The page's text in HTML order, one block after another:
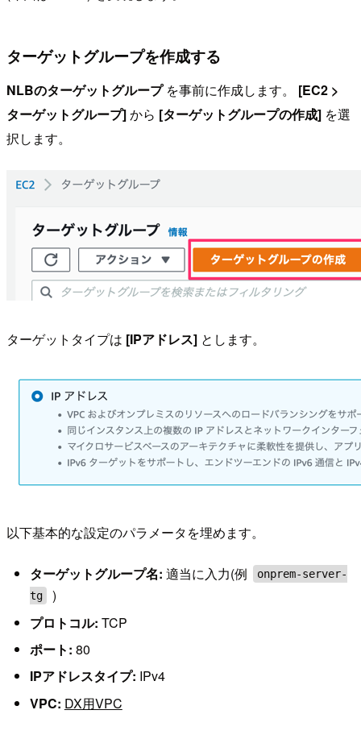
ターゲットグループを作成する
NLBのターゲットグループを事前に作成します。 [EC2 >
ターゲットグループ]から [ターゲットグループの作成] を選
択します。
ターゲットタイプは [IPアドレス] とします。
以下基本的な設定のパラメータを埋めます。
ターゲットグループ名: 適当に入力(例
onprem-server-
tg
)
プロトコル: TCP
ポート: 80
IPアドレスタイプ: IPv4
VPC: DX用VPC